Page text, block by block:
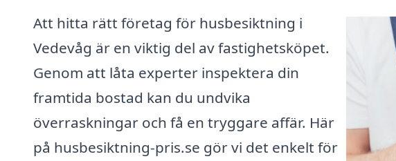
Att hitta rätt företag för husbesiktning i
Vedevåg är en viktig del av fastighetsköpet.
Genom att låta experter inspektera din
framtida bostad kan du undvika
överraskningar och få en tryggare affär. Här
på husbesiktning-pris.se gör vi det enkelt för